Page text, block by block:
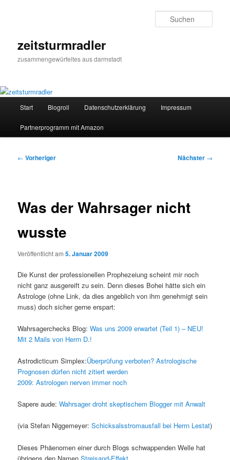
zeitsturmradler
zusammengewürfeltes aus darmstadt
Start Blogroll Datenschutzerklärung Impressum
Partnerprogramm mit Amazon
Beitragsnavigation
← Vorheriger Nächster →
Was der Wahrsager nicht
wusste
Veröffentlicht am5. Januar 2009
Die Kunst der professionellen Prophezeiung scheint mir noch
nicht ganz ausgereift zu sein. Denn dieses Bohei hätte sich ein
Astrologe (ohne Link, da dies angeblich von ihm genehmigt sein
muss) doch sicher gerne erspart:
Wahrsagerchecks Blog:Was uns 2009 erwartet (Teil 1) – NEU!
Mit 2 Mails von Herrn D.!
Astrodicticum Simplex:Überprüfung verboten? Astrologische
Prognosen dürfen nicht zitiert werden
2009: Astrologen nerven immer noch
Sapere aude:Wahrsager droht skeptischem Blogger mit Anwalt
(via Stefan Niggemeyer:Schicksalsstromausfall bei Herrn Lestat)
Dieses Phäenomen einer durch Blogs schwappenden Welle hat
übrigens den NamenStreisand-Effekt